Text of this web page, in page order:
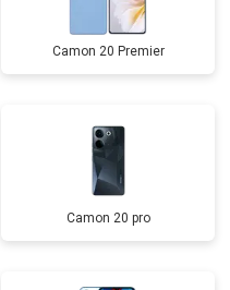
Camon 20 Premier
Camon 20 pro